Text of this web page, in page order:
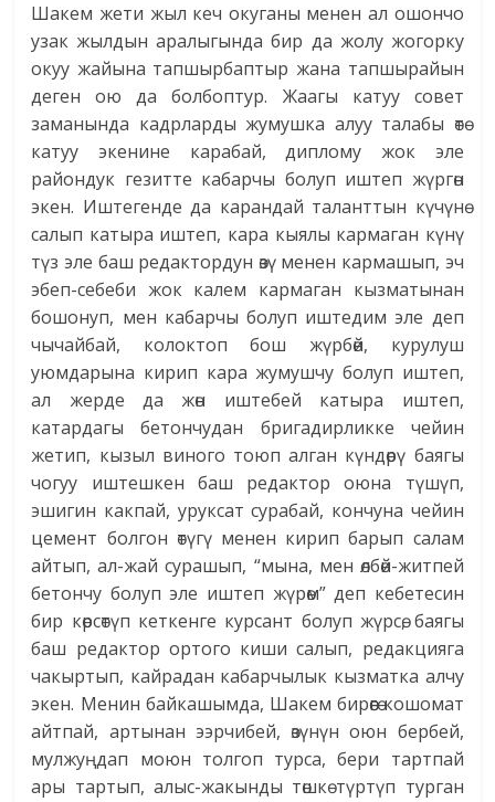
Шакем жети жыл кеч окуганы менен ал ошончо
узак жылдын аралыгында бир да жолу жогорку
окуу жайына тапшырбаптыр жана тапшырайын
деген ою да болбоптур. Жаагы катуу совет
заманында кадрларды жумушка алуу талабы өтө
катуу экенине карабай, диплому жок эле
райондук гезитте кабарчы болуп иштеп жүргөн
экен. Иштегенде да карандай таланттын күчүнө
салып катыра иштеп, кара кыялы кармаган күнү
түз эле баш редактордун өзү менен кармашып, эч
эбеп-себеби жок калем кармаган кызматынан
бошонуп, мен кабарчы болуп иштедим эле деп
чычайбай, колоктоп бош жүрбөй, курулуш
уюмдарына кирип кара жумушчу болуп иштеп,
ал жерде да жөн иштебей катыра иштеп,
катардагы бетончудан бригадирликке чейин
жетип, кызыл виного тоюп алган күндөрү баягы
чогуу иштешкен баш редактор оюна түшүп,
эшигин какпай, уруксат сурабай, кончуна чейин
цемент болгон өтүгү менен кирип барып салам
айтып, ал-жай сурашып, “мына, мен өлбөй-житпей
бетончу болуп эле иштеп жүрөм” деп кебетесин
бир көрсөтүп кеткенге курсант болуп жүрсө, баягы
баш редактор ортого киши салып, редакцияга
чакыртып, кайрадан кабарчылык кызматка алчу
экен. Менин байкашымда, Шакем бирөөгө кошомат
айтпай, артынан ээрчибей, өзүнүн оюн бербей,
мулжуңдап моюн толгоп турса, бери тартпай
ары тартып, алыс-жакынды төшкө түртүп турган